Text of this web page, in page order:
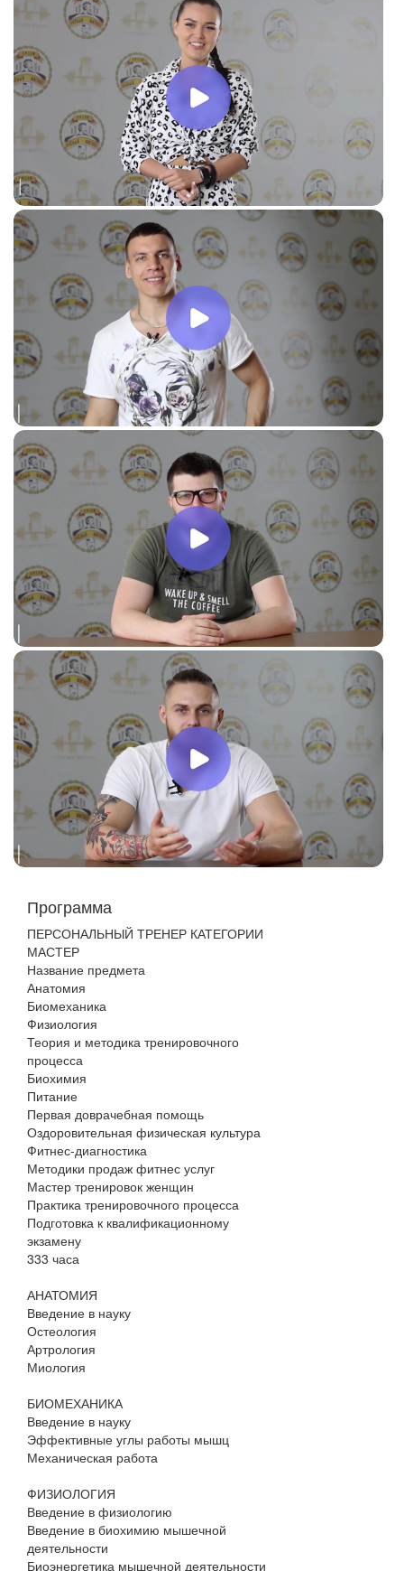
Программа
ПЕРСОНАЛЬНЫЙ ТРЕНЕР КАТЕГОРИИ
МАСТЕР
Название предмета
Анатомия
Биомеханика
Физиология
Теория и методика тренировочного
процесса
Биохимия
Питание
Первая доврачебная помощь
Оздоровительная физическая культура
Фитнес-диагностика
Методики продаж фитнес услуг
Мастер тренировок женщин
Практика тренировочного процесса
Подготовка к квалификационному
экзамену
333 часа
АНАТОМИЯ
Введение в науку
Остеология
Артрология
Миология
БИОМЕХАНИКА
Введение в науку
Эффективные углы работы мышц
Механическая работа
ФИЗИОЛОГИЯ
Введение в физиологию
Введение в биохимию мышечной
деятельности
Биоэнергетика мышечной деятельности